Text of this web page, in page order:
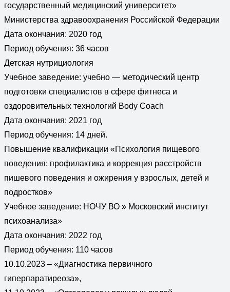
государственный медицинский университет»
Министерства здравоохранения Российской Федерации
Дата окончания: 2020 год
Период обучения: 36 часов
Детская нутрициология
Учебное заведение: учебно — методический центр
подготовки специалистов в сфере фитнеса и
оздоровительных технологий Body Coach
Дата окончания: 2021 год
Период обучения: 14 дней.
Повышение квалификации «Психология пищевого
поведения: профилактика и коррекция расстройств
пишевого поведения и ожирения у взрослых, детей и
подростков»
Учебное заведение: НОЧУ ВО » Московский институт
психоанализа»
Дата окончания: 2022 год
Период обучения: 110 часов
10.10.2023 – «Диагностика первичного
гиперпаратиреоза»,